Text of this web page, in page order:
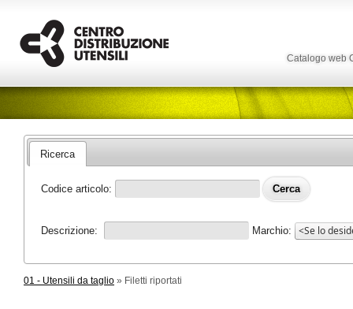
Catalogo web
Ricerca
Codice articolo:
Descrizione: Marchio:
01 - Utensili da taglio » Filetti riportati